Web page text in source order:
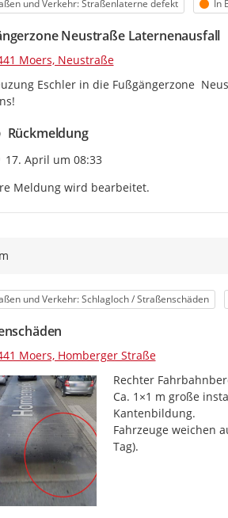
und Verkehr: Straßenlaterne defekt In
Neustraße Laternenausfall
Moers, Neustraße
Eschler in die Fußgängerzone
Rückmeldung
Zeitpunkt des Erstellens
17. April um 08:33
Meldung wird bearbeitet.
und Verkehr: Schlagloch / Straßenschäden
Moers, Homberger Straße
Rechter
Ca. 1×1 m große
Kantenbildung.
Fahrzeuge weichen
Tag).